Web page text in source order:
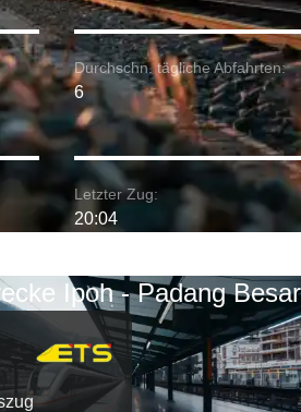
Durchschn. tägliche Abfahrten:
6
Letzter Zug:
20:04
Ipoh - Padang Besar